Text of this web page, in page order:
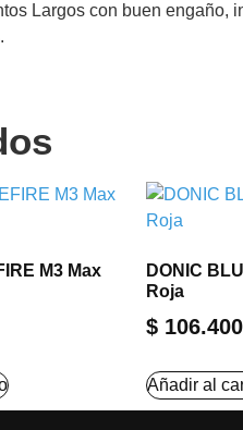
Largos con buen
M3 Max
DONIC
Roja
$ 106.400
Añadir al